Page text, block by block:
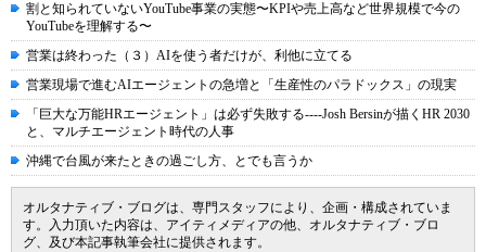
割と知られていないYouTube事業の実態〜KPIや売上高など世界規模で今の
YouTubeを理解する〜
営業は終わった（３）AIを使う者だけが、利他に立てる
営業現場で進むAIエージェントの急増と「生産性のパラドックス」の現実
「巨大な万能HRエージェント」は必ず失敗する----Josh Bersinが描くHR 2030
と、マルチエージェント時代の人事
沖縄で台風が来たときの過ごし方、とでも言うか
オルタナティブ・ブログは、専門スタッフにより、企画・構成されていま
す。入力頂いた内容は、アイティメディアの他、オルタナティブ・ブロ
グ、及び本記事執筆会社に提供されます。